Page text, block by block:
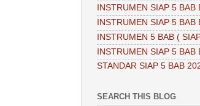
INSTRUMEN SIAP 5 BAB
INSTRUMEN SIAP 5 BAB
INSTRUMEN 5 BAB (
INSTRUMEN SIAP 5 BAB
STANDAR SIAP 5 BAB
SEARCH THIS BLOG